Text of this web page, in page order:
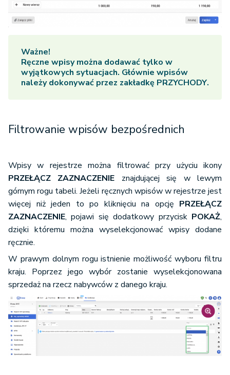
Ważne!
Ręczne wpisy można dodawać tylko w
wyjątkowych sytuacjach. Głównie wpisów
należy dokonywać przez zakładkę PRZYCHODY.
Filtrowanie wpisów bezpośrednich
Wpisy w rejestrze można filtrować przy użyciu ikony
PRZEŁĄCZ ZAZNACZENIE znajdującej się w lewym
górnym rogu tabeli. Jeżeli ręcznych wpisów w rejestrze jest
więcej niż jeden to po kliknięciu na opcję PRZEŁĄCZ
ZAZNACZENIE, pojawi się dodatkowy przycisk POKAŻ,
dzięki któremu można wyselekcjonować wpisy dodane
ręcznie.
W prawym dolnym rogu istnienie możliwość wyboru filtru
kraju. Poprzez jego wybór zostanie wyselekcjonowana
sprzedaż na rzecz nabywców z danego kraju.